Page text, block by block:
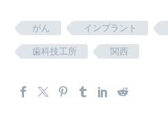
がん インプラント
歯科技工所
関西